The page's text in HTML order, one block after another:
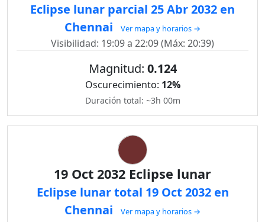
Eclipse lunar parcial 25 Abr 2032 en
Chennai
Ver mapa y horarios →
Visibilidad: 19:09 a 22:09 (Máx: 20:39)
Magnitud: 0.124
Oscurecimiento: 12%
Duración total: ~3h 00m
19 Oct 2032 Eclipse lunar
Eclipse lunar total 19 Oct 2032 en
Chennai
Ver mapa y horarios →